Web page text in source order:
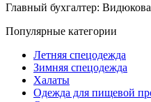
Главный бухгалтер:
Популярные категории
Летняя спецодежда
Зимняя спецодежда
Халаты
Одежда для пищевой